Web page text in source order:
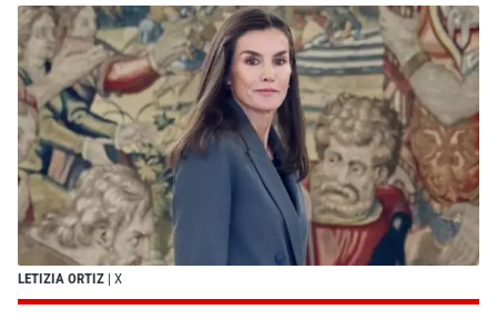
LETIZIA ORTIZ | X